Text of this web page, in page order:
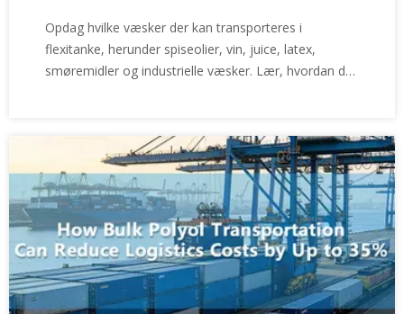
Opdag hvilke væsker der kan transporteres i
flexitanke, herunder spiseolier, vin, juice, latex,
smøremidler og industrielle væsker. Lær, hvordan du